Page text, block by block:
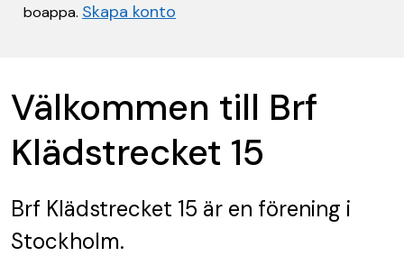
boappa. Skapa konto
Välkommen till Brf
Klädstrecket 15
Brf Klädstrecket 15 är en förening i
Stockholm.